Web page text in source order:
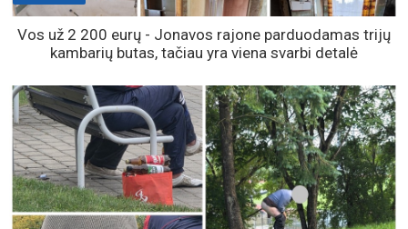
Vos už 2 200 eurų - Jonavos rajone parduodamas trijų
kambarių butas, tačiau yra viena svarbi detalė